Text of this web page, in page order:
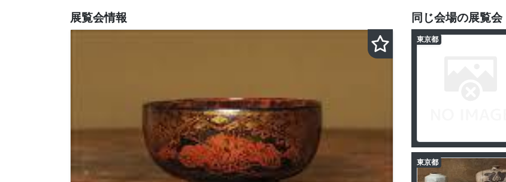
展覧会情報 同じ会場の展覧会
東京都
東京都